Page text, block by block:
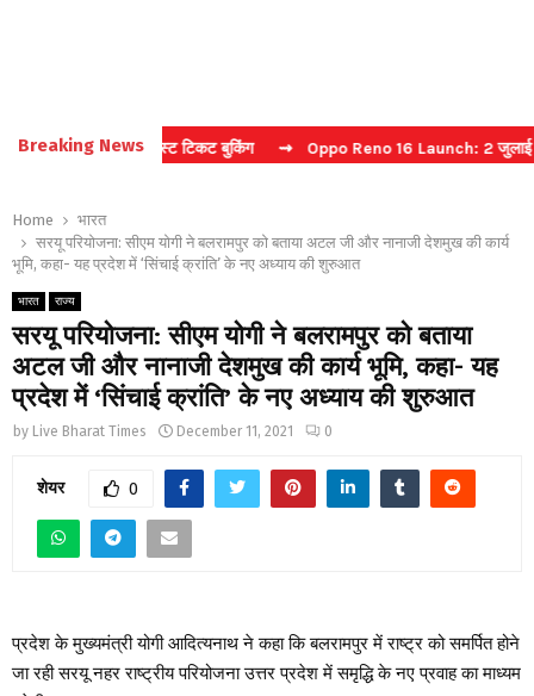
Breaking News
कैप्चा करें फास्ट टिकट बुकिंग ⇝ Oppo Reno 16 Launch: 2 जुलाई को
Home
भारत
सरयू परियोजना: सीएम योगी ने बलरामपुर को बताया अटल जी और नानाजी देशमुख की कार्य
भूमि, कहा- यह प्रदेश में ‘सिंचाई क्रांति’ के नए अध्याय की शुरुआत
भारत राज्य
सरयू परियोजना: सीएम योगी ने बलरामपुर को बताया
अटल जी और नानाजी देशमुख की कार्य भूमि, कहा- यह
प्रदेश में ‘सिंचाई क्रांति’ के नए अध्याय की शुरुआत
by Live Bharat Times December 11, 2021 0
शेयर 0
प्रदेश के मुख्यमंत्री योगी आदित्यनाथ ने कहा कि बलरामपुर में राष्ट्र को समर्पित होने
जा रही सरयू नहर राष्ट्रीय परियोजना उत्तर प्रदेश में समृद्धि के नए प्रवाह का माध्यम